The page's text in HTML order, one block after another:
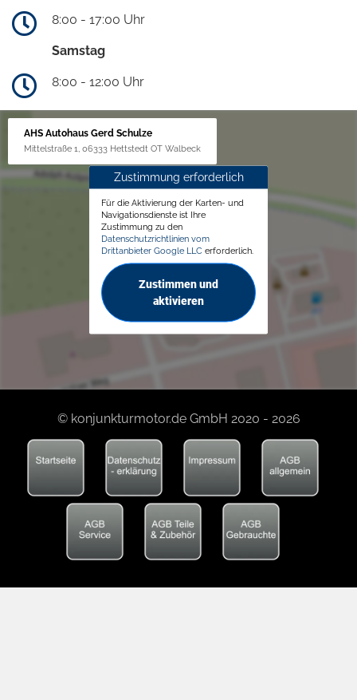
8:00 - 17:00 Uhr
Samstag
8:00 - 12:00 Uhr
AHS Autohaus Gerd Schulze
Mittelstraße 1, 06333 Hettstedt OT Walbeck
Zustimmung erforderlich
Für die Aktivierung der Karten- und
Navigationsdienste ist Ihre
Zustimmung zu den
Datenschutzrichtlinien vom
Drittanbieter Google LLC erforderlich.
Zustimmen und
aktivieren
© konjunkturmotor.de GmbH 2020 - 2026